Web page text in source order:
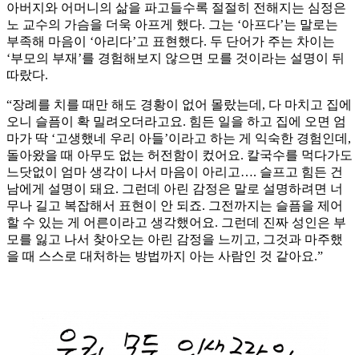
아버지와 어머니의 삶을 파고들수록 절절히 전해지는 심정은
노 교수의 가슴을 더욱 아프게 했다. 그는 ‘아프다’는 말로는
부족해 마음이 ‘아리다’고 표현했다. 두 단어가 주는 차이는
‘부모의 부재’를 경험해보지 않으면 모를 것이라는 설명이 뒤
따랐다.
“장례를 치를 때만 해도 경황이 없어 몰랐는데, 다 마치고 집에
오니 슬픔이 확 밀려오더라고요. 힘든 일을 하고 집에 오면 엄
마가 딱 ‘고생했네 우리 아들’이라고 하는 게 익숙한 경험인데,
돌아왔을 때 아무도 없는 허전함이 컸어요. 칼국수를 먹다가도
느닷없이 엄마 생각이 나서 마음이 아리고…. 슬프고 힘든 건
남에게 설명이 돼요. 그런데 아린 감정은 말로 설명하려면 너
무나 길고 복잡해서 표현이 안 되죠. 그전까지는 슬픔을 제어
할 수 있는 게 어른이라고 생각했어요. 그런데 진짜 성인은 부
모를 잃고 나서 찾아오는 아린 감정을 느끼고, 그것과 마주했
을 때 스스로 대처하는 방법까지 아는 사람인 것 같아요.”